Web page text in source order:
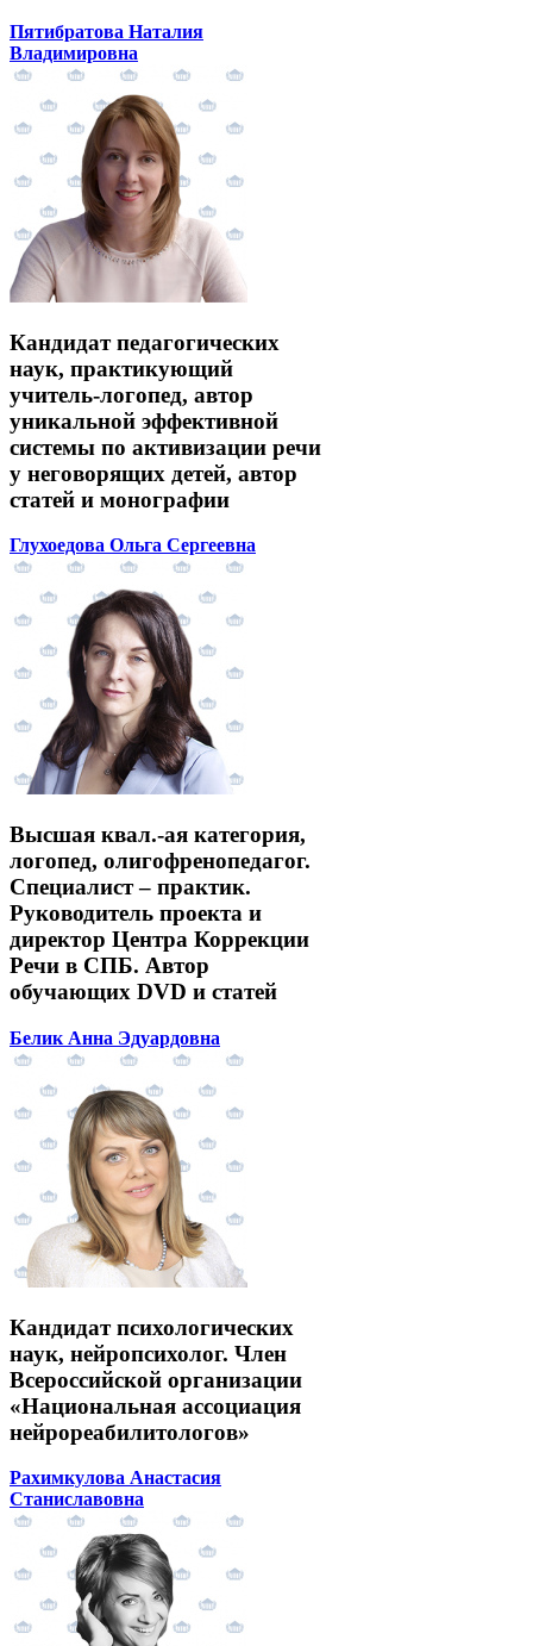
Пятибратова Наталия
Владимировна
Кандидат педагогических
наук, практикующий
учитель-логопед, автор
уникальной эффективной
системы по активизации речи
у неговорящих детей, автор
статей и монографии
Глухоедова Ольга Сергеевна
Высшая квал.-ая категория,
логопед, олигофренопедагог.
Специалист – практик.
Руководитель проекта и
директор Центра Коррекции
Речи в СПБ. Автор
обучающих DVD и статей
Белик Анна Эдуардовна
Кандидат психологических
наук, нейропсихолог. Член
Всероссийской организации
«Национальная ассоциация
нейрореабилитологов»
Рахимкулова Анастасия
Станиславовна